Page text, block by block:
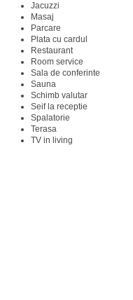
Jacuzzi
Masaj
Parcare
Plata cu cardul
Restaurant
Room service
Sala de conferinte
Sauna
Schimb valutar
Seif la receptie
Spalatorie
Terasa
TV in living